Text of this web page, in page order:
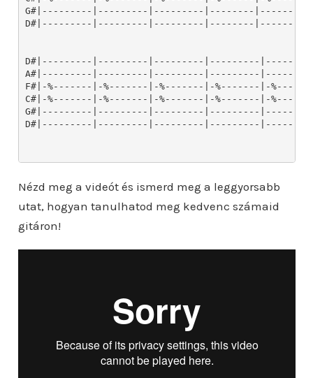
Nézd meg a videót és ismerd meg a leggyorsabb
utat, hogyan tanulhatod meg kedvenc számaid
gitáron!